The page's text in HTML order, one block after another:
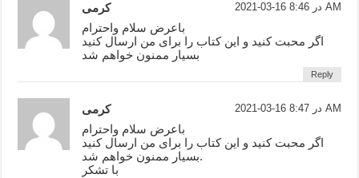
کرمی 2021-03-16 در 8:46 AM
باعرض سلام واحترام
اگر محبت کنید و این کتاب را برای من ارسال کنید
بسیار ممنون خواهم شد
Reply
کرمی 2021-03-16 در 8:47 AM
باعرض سلام واحترام
اگر محبت کنید و این کتاب را برای من ارسال کنید
بسیار ممنون خواهم شد.
با تشکر